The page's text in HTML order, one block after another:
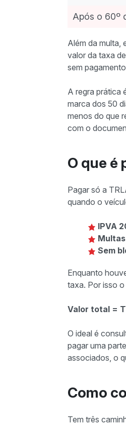
Após o 60º
Além da multa,
valor da taxa
sem
A regra prática
marca dos 50
menos do que
com o
O que é
Pagar só a
quando o
IPVA
Sem
Enquanto
taxa. Por isso
Valor total =
O ideal é
pagar uma
associados, o
Como
Tem três